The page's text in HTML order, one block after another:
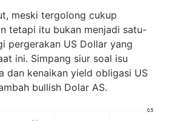
meski tergolong cukup
tetapi itu bukan menjadi satu-
pergerakan US Dollar yang
ini. Simpang siur soal isu
dan kenaikan yield obligasi US
bullish Dolar AS.